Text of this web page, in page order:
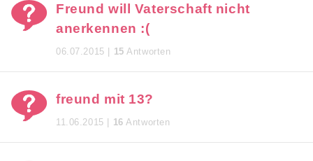
Freund will Vaterschaft nicht
anerkennen :(
06.07.2015 | 15 Antworten
freund mit 13?
11.06.2015 | 16 Antworten